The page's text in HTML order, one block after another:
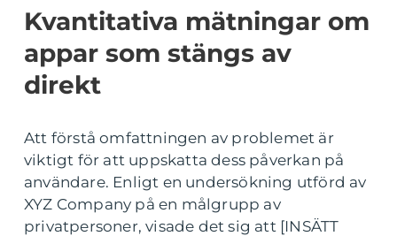
Kvantitativa mätningar om
appar som stängs av
direkt
Att förstå omfattningen av problemet är
viktigt för att uppskatta dess påverkan på
användare. Enligt en undersökning utförd av
XYZ Company på en målgrupp av
privatpersoner, visade det sig att [INSÄTT